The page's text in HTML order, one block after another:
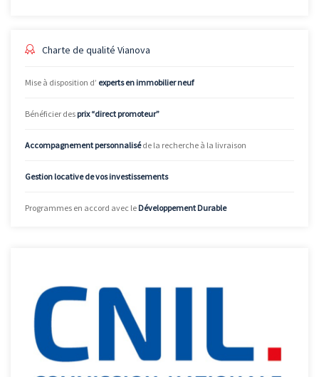
Charte de qualité Vianova
Mise à disposition d’ experts en immobilier neuf
Bénéficier des prix “direct promoteur”
Accompagnement personnaliséde la recherche à la livraison
Gestion locative de vos investissements
Programmes en accord avec le Développement Durable